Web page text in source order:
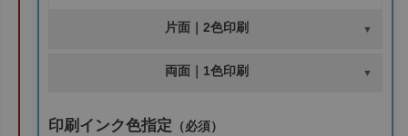
片面｜2色印刷
両面｜1色印刷
印刷インク色指定 （必須）